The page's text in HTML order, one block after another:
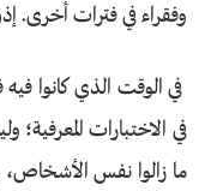
وفقراء في فترات أخرى.
في الوقت الذي كانوا
في الاختبارات
ما زالوا نفس